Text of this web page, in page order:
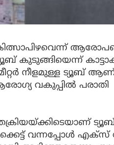
കുടുങ്ങിയെന്ന്
നീളമുള്ള ട്യൂബ്
വകുപ്പിൽ പരാതി
വന്നപ്പോൾ എക്സ്